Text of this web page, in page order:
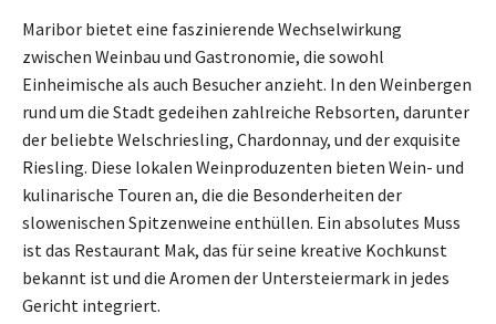
Maribor bietet eine faszinierende Wechselwirkung
zwischen Weinbau und Gastronomie, die sowohl
Einheimische als auch Besucher anzieht. In den Weinbergen
rund um die Stadt gedeihen zahlreiche Rebsorten, darunter
der beliebte Welschriesling, Chardonnay, und der exquisite
Riesling. Diese lokalen Weinproduzenten bieten Wein- und
kulinarische Touren an, die die Besonderheiten der
slowenischen Spitzenweine enthüllen. Ein absolutes Muss
ist das Restaurant Mak, das für seine kreative Kochkunst
bekannt ist und die Aromen der Untersteiermark in jedes
Gericht integriert.